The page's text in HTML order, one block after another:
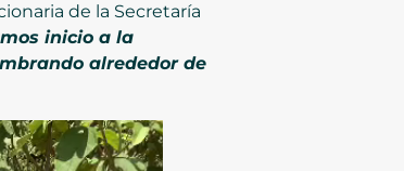
de la Secretaría
inicio a la
alrededor de